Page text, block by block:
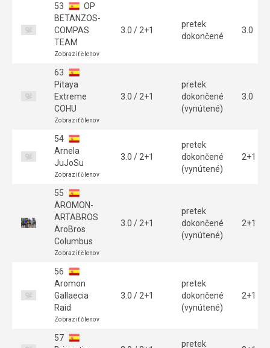
53
OP
BETANZOS-
COMPAS
TEAM
Zobraziť členov
3.0 / 2+1
pretek
dokončené
3.0
63
Pitaya
Extreme
COHU
Zobraziť členov
3.0 / 2+1
pretek
dokončené
(vynútené)
3.0
54
Arnela
JuJoSu
Zobraziť členov
3.0 / 2+1
pretek
dokončené
(vynútené)
2+1
55
AROMON-
ARTABROS
AroBros
Columbus
Zobraziť členov
3.0 / 2+1
pretek
dokončené
(vynútené)
2+1
56
Aromon
Gallaecia
Raid
Zobraziť členov
3.0 / 2+1
pretek
dokončené
(vynútené)
2+1
57
pretek